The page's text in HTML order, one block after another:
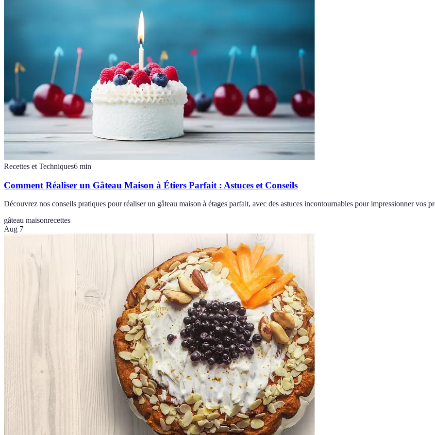
Recettes et Techniques6 min
Comment Réaliser un Gâteau Maison à Étiers Parfait : Astuces et Conseils
Découvrez nos conseils pratiques pour réaliser un gâteau maison à étages parfait, avec des astuces incontournables pour impressionner vos
gâteau maisonrecettes
Aug 7